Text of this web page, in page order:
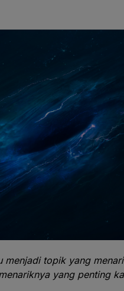
menjadi topik yang
yang penting